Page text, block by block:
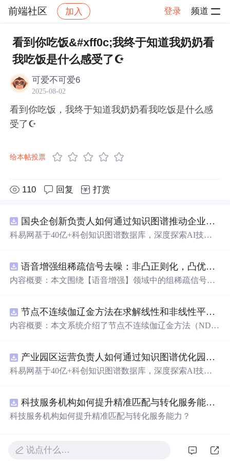
前端社区 加入 登录 频道
社区 前端社区 感慨 帖子详情
看到你吃饭&#xff0c;我终于知道我奶奶看
我吃饭是什么感受了☪
可爱不可爱6
2025-08-02
看到你吃饭，我终于知道我奶奶看我吃饭是什么感
受了☪
给本帖投票
110 回复 打赏
国央企创新负责人如何通过知识图谱推动企业技术创新与外部资源高效对接？.docx
科易网基于40亿+科创知识图谱数据库，深度探索AI技术
新领域的AI+数智化解决方案，推动科技创新与产业创新
智能化发展。
语音增强组稀疏信号去噪：非凸正则化，凸优化研究（Matlab代码实现）
内容概要：本文围绕【语音增强】领域中的组稀疏信号去
文章系统阐述了组稀疏信号模型的构建机制，引入非凸正
则项以更精确地逼近理想稀疏性，克服传统凸正则化在稀
实现，涵盖语音信号预处理、稀疏系数求解、去噪重构等
关键环节，并配套提供可复现的代码资源，便于研究人员
进一步验证与拓展。该方法在保留数学可处理性的同时显
复任务。; 适合人群：具备一定信号与系统、数字信号处理
理论基础，熟悉稀疏表示与最优化方法，且拥有Matlab编
程能力的研究生、科研人员及从事语音增强、音频工程、
音质量要求较高的实际系统中；②作为高校课程或科研项
节点不连续伽辽金方法在求解线性和非线性平流方程中的一维实现（Matlab代码实现）
内容概要：本文系统介绍了节点不连续伽辽金方法（ND
种高精度、高分辨率的数值离散化技术，特别适用于对流
主导的偏微分方程求解，在处理间断解和保持数值稳定性
理、时间推进格式（如显式Runge-Kutta方法）以及边界条
件的实施策略。通过多个典型算例（如线性对流、Burgers
方程等）的仿真分析，充分验证了该方法在捕捉激波、避
践，读者可深入掌握NDG方法的算法设计与编程实现的关
键环节。; 适合人群：具备偏微分方程数值解法、有限元方
产业园区运营负责人如何通过知识图谱优化园区企业与科研机构的协同创新机制？.docx
科易网基于40亿+科创知识图谱数据库，深度探索AI技术
新领域的AI+数智化解决方案，推动科技创新与产业创新
智能化发展。
科技服务机构如何提升精准匹配与转化服务能力？.docx
科技服务机构如何提升精准匹配与转化服务能力？
说点什么…